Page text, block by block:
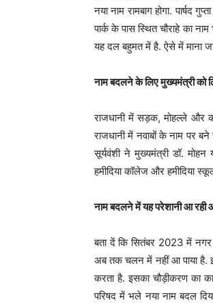
नया नाम रामबाग होगा. पार्षद
पार्क के पास स्थित चौराहे का
यह दल बहुमत में है. ऐसे में माना
नाम बदलने के लिए मुख्यमंत्री को
राजधानी में सड़क, मोहल्ले और
राजधानी में नवाबों के नाम पर
सूर्यवंशी ने मुख्यमंत्री डॉ. मोहन
हमीदिया कॉलेज और हमीदिया
नाम बदलने में यह परेशानी आ रही
बता दें कि सितंबर 2023 में नगर
अब तक चलन में नहीं आ पाया है.
करता है. इसका चौड़ीकरण का
परिषद में भले नया नाम बदल